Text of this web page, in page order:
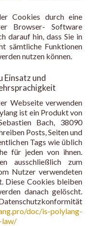
Cookies durch eine
Browser- Software
darauf hin, dass Sie in
sämtliche Funktionen
nutzen können.
Einsatz und
Webseite verwenden
ist ein Produkt von
Bach, 38090
Posts, Seiten und
Tags wie üblich
für jeden von ihnen.
ausschließlich zum
Nutzer verwendeten
Diese Cookies bleiben
danach gelöscht.
doc/is-polylang-
law/